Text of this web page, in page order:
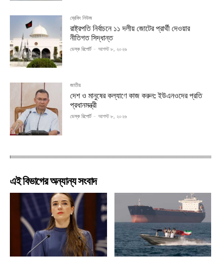
ব্রেকিং নিউজ
রাষ্ট্রপতি নির্বাচনে ১১ দলীয় জোটের প্রার্থী দেওয়ার
নীতিগত সিদ্ধান্ত
ডেস্ক রিপোর্ট - আগস্ট ৮, ২০২৬
জাতীয়
দেশ ও মানুষের কল্যাণে কাজ করুন: ইউএনওদের প্রতি
প্রধানমন্ত্রী
ডেস্ক রিপোর্ট - আগস্ট ৮, ২০২৬
এই বিভাগের অন্যান্য সংবাদ